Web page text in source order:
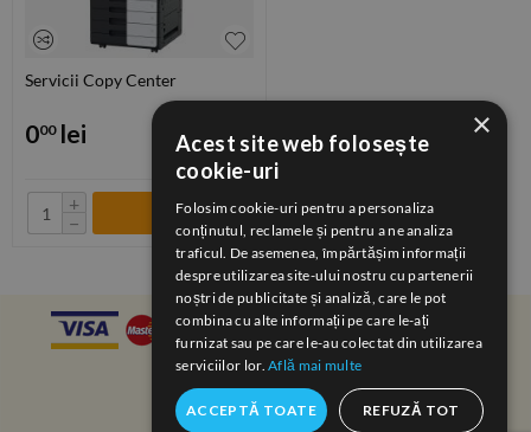
Servicii Copy Center
000 lei
+
−
×
Acest site web folosește
cookie-uri
Folosim cookie-uri pentru a personaliza
conținutul, reclamele și pentru a ne analiza
traficul. De asemenea, împărtășim informații
despre utilizarea site-ului nostru cu partenerii
noștri de publicitate și analiză, care le pot
combina cu alte informații pe care le-ați
furnizat sau pe care le-au colectat din utilizarea
serviciilor lor.Află mai multe
ACCEPTĂ TOATE REFUZĂ TOT